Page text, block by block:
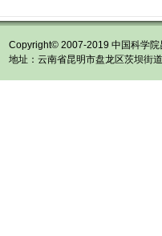
Copyright© 2007-2019 中国科学
地址：云南省昆明市盘龙区茨坝街